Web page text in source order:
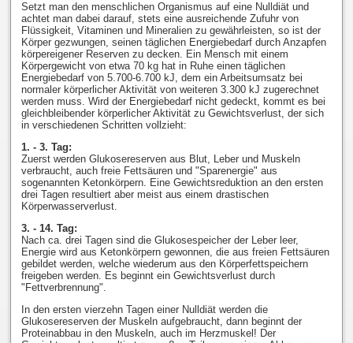
Setzt man den menschlichen Organismus auf eine Nulldiät und
achtet man dabei darauf, stets eine ausreichende Zufuhr von
Flüssigkeit, Vitaminen und Mineralien zu gewährleisten, so ist der
Körper gezwungen, seinen täglichen Energiebedarf durch Anzapfen
körpereigener Reserven zu decken. Ein Mensch mit einem
Körpergewicht von etwa 70 kg hat in Ruhe einen täglichen
Energiebedarf von 5.700-6.700 kJ, dem ein Arbeitsumsatz bei
normaler körperlicher Aktivität von weiteren 3.300 kJ zugerechnet
werden muss. Wird der Energiebedarf nicht gedeckt, kommt es bei
gleichbleibender körperlicher Aktivität zu Gewichtsverlust, der sich
in verschiedenen Schritten vollzieht:
1. - 3. Tag:
Zuerst werden Glukosereserven aus Blut, Leber und Muskeln
verbraucht, auch freie Fettsäuren und "Sparenergie" aus
sogenannten Ketonkörpern. Eine Gewichtsreduktion an den ersten
drei Tagen resultiert aber meist aus einem drastischen
Körperwasserverlust.
3. - 14. Tag:
Nach ca. drei Tagen sind die Glukosespeicher der Leber leer,
Energie wird aus Ketonkörpern gewonnen, die aus freien Fettsäuren
gebildet werden, welche wiederum aus den Körperfettspeichern
freigeben werden. Es beginnt ein Gewichtsverlust durch
"Fettverbrennung".
In den ersten vierzehn Tagen einer Nulldiät werden die
Glukosereserven der Muskeln aufgebraucht, dann beginnt der
Proteinabbau in den Muskeln, auch im Herzmuskel! Der